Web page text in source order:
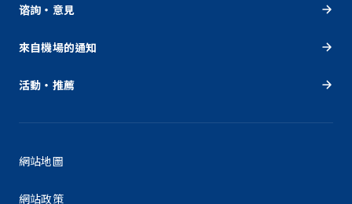
谘詢・意見
來自機場的通知
活動・推薦
網站地圖
網站政策